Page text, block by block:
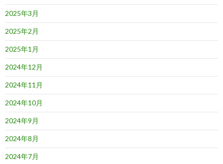
2025年3月
2025年2月
2025年1月
2024年12月
2024年11月
2024年10月
2024年9月
2024年8月
2024年7月